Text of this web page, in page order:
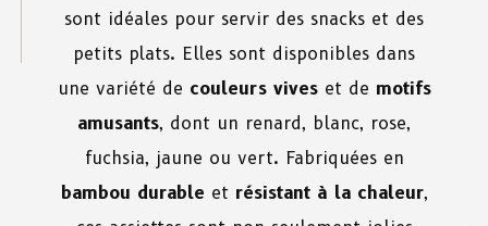
sont idéales pour servir des snacks et des
petits plats. Elles sont disponibles dans
une variété de couleurs viveset de motifs
amusants, dont un renard, blanc, rose,
fuchsia, jaune ou vert. Fabriquées en
bambou durable et résistant à la chaleur,